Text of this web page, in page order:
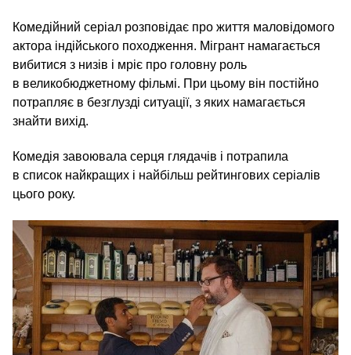
Комедійний серіал розповідає про життя маловідомого
актора індійського походження. Мігрант намагається
вибитися з низів і мріє про головну роль
в великобюджетному фільмі. При цьому він постійно
потрапляє в безглузді ситуації, з яких намагається
знайти вихід.
Комедія завоювала серця глядачів і потрапила
в список найкращих і найбільш рейтингових серіалів
цього року.